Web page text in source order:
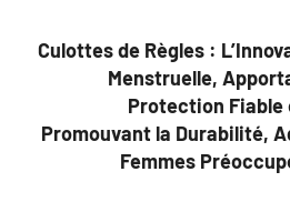
Culottes de Règles :
Menstruelle,
Protection Fiable
Promouvant la Durabilité,
Femmes